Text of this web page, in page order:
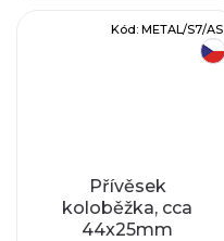
Přívěsek
koloběžka, cca
44x25mm
Kód: METAL/S7/AS